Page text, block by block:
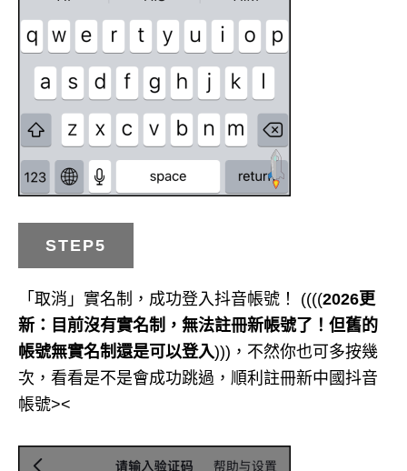
STEP5
「取消」實名制，成功登入抖音帳號！ ((((2026更
新：目前沒有實名制，無法註冊新帳號了！但舊的
帳號無實名制還是可以登入)))，不然你也可多按幾
次，看看是不是會成功跳過，順利註冊新中國抖音
帳號><